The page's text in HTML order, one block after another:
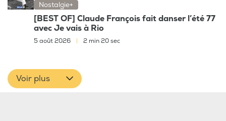
Nostalgie+
[BEST OF] Claude François fait danser l’été 77
avec Je vais à Rio
5 août 2026 2 min 20 sec
Voir plus